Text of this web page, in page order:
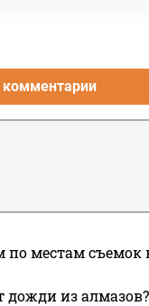
комментарии
по местам съемок
из